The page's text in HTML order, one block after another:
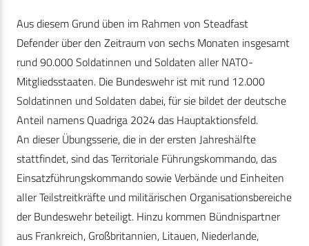
Aus diesem Grund üben im Rahmen von Steadfast
Defender über den Zeitraum von sechs Monaten insgesamt
rund 90.000 Soldatinnen und Soldaten aller NATO-
Mitgliedsstaaten. Die Bundeswehr ist mit rund 12.000
Soldatinnen und Soldaten dabei, für sie bildet der deutsche
Anteil namens Quadriga 2024 das Hauptaktionsfeld.
An dieser Übungsserie, die in der ersten Jahreshälfte
stattfindet, sind das Territoriale Führungskommando, das
Einsatzführungskommando sowie Verbände und Einheiten
aller Teilstreitkräfte und militärischen Organisationsbereiche
der Bundeswehr beteiligt. Hinzu kommen Bündnispartner
aus Frankreich, Großbritannien, Litauen, Niederlande,